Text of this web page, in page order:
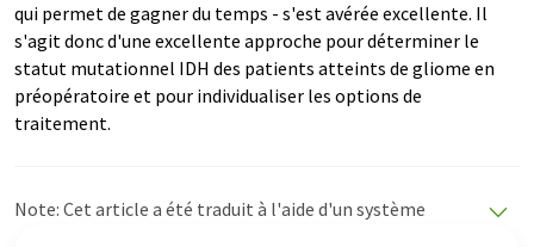
qui permet de gagner du temps - s'est avérée excellente. Il
s'agit donc d'une excellente approche pour déterminer le
statut mutationnel IDH des patients atteints de gliome en
préopératoire et pour individualiser les options de
traitement.
Note: Cet article a été traduit à l'aide d'un système